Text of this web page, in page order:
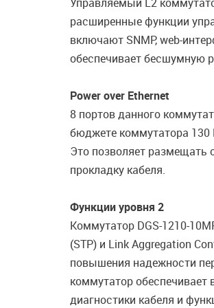
расширенные функции
включают SNMP, web-
обеспечивает бесшумную
Power over Ethernet
8 портов данного
бюджете коммутатора 130
Это позволяет размещать
прокладку кабеля.
Функции уровня 2
Коммутатор DGS-1210-
(STP) и Link Aggregation
повышения надежности
коммутатор
диагностики кабеля и